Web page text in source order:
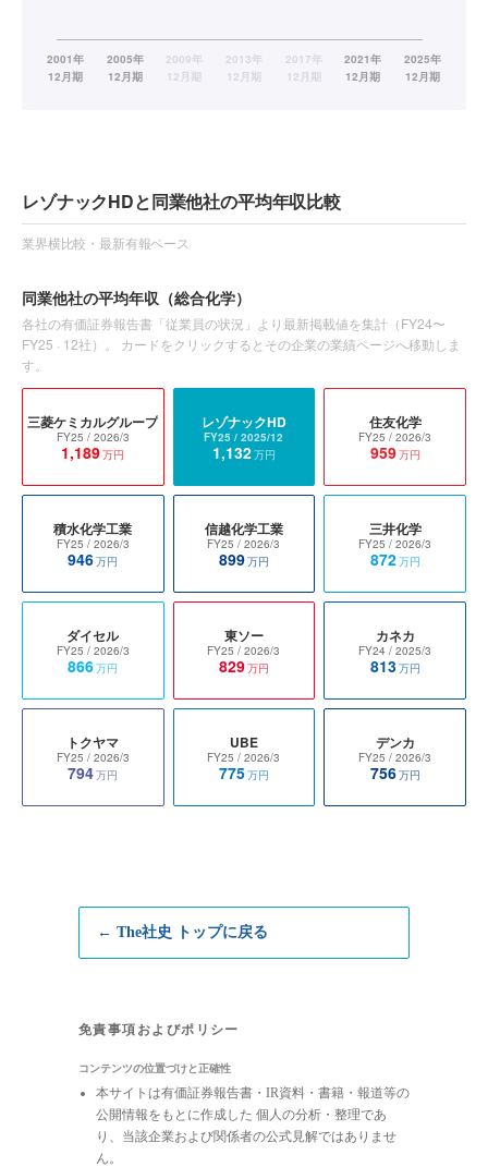
レゾナックHDと同業他社の平均年収比較
業界横比較・最新有報ベース
同業他社の平均年収 （総合化学）
各社の有価証券報告書「従業員の状況」より最新掲載値を集計（FY24〜
FY25 · 12社）。 カードをクリックするとその企業の業績ページへ移動しま
す。
三菱ケミカルグループ
FY25 / 2026/3
1,189万円
レゾナックHD
FY25 / 2025/12
1,132万円
住友化学
FY25 / 2026/3
959万円
積水化学工業
FY25 / 2026/3
946万円
信越化学工業
FY25 / 2026/3
899万円
三井化学
FY25 / 2026/3
872万円
ダイセル
FY25 / 2026/3
866万円
東ソー
FY25 / 2026/3
829万円
カネカ
FY24 / 2025/3
813万円
トクヤマ
FY25 / 2026/3
794万円
UBE
FY25 / 2026/3
775万円
デンカ
FY25 / 2026/3
756万円
← The社史 トップに戻る
免責事項およびポリシー
コンテンツの位置づけと正確性
本サイトは有価証券報告書・IR資料・書籍・報道等の
公開情報をもとに作成した 個人の分析・整理であ
り、当該企業および関係者の公式見解ではありませ
ん。